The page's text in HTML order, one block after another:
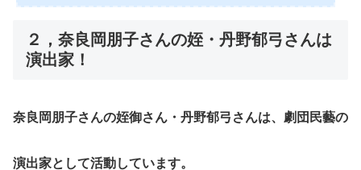
も卒業後の就職を考えると2浪が限度なので76～78歳くらいなのではないかと考え
ます。(生まれた年がわかったので、76歳ですね)&nbs...
２，奈良岡朋子さんの姪・丹野郁弓さんは
演出家！
奈良岡朋子さんの姪御さん・丹野郁弓さんは、劇団民藝の
演出家として活動しています。